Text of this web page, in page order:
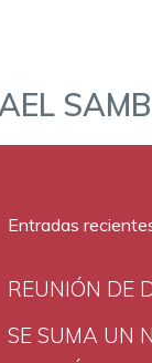
Entradas
REUNIÓN DE
SE SUMA UN